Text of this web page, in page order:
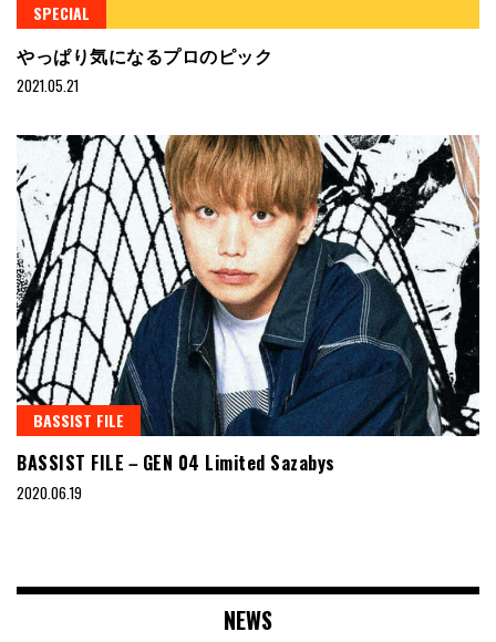
SPECIAL
やっぱり気になるプロのピック
2021.05.21
BASSIST FILE
BASSIST FILE－GEN 04 Limited Sazabys
2020.06.19
NEWS